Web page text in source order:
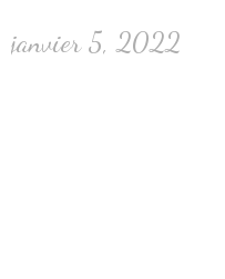
janvier 5, 2022